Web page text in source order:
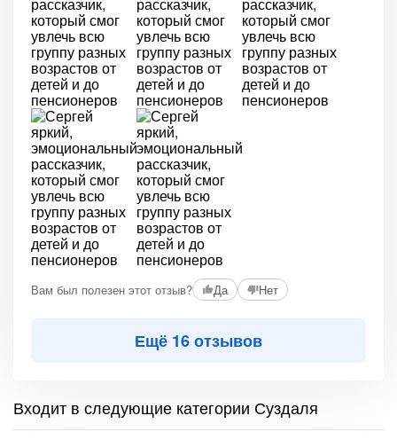
Вам был полезен этот отзыв? Да Нет
Ещё 16 отзывов
Входит в следующие категории Суздаля